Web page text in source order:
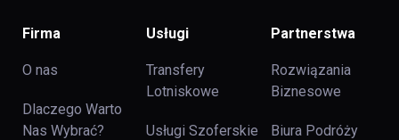
Firma
O nas
Dlaczego Warto
Nas Wybrać?
Usługi
Transfery
Lotniskowe
Usługi Szoferskie
Partnerstwa
Rozwiązania
Biznesowe
Biura Podróży